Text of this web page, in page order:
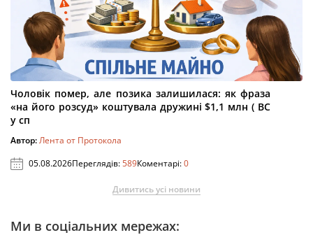
Чоловік помер, але позика залишилася: як фраза
«на його розсуд» коштувала дружині $1,1 млн ( ВС
у сп
Автор:Лента от Протокола
05.08.2026Переглядів:589Коментарі:0
Дивитись усі новини
Ми в соціальних мережах: